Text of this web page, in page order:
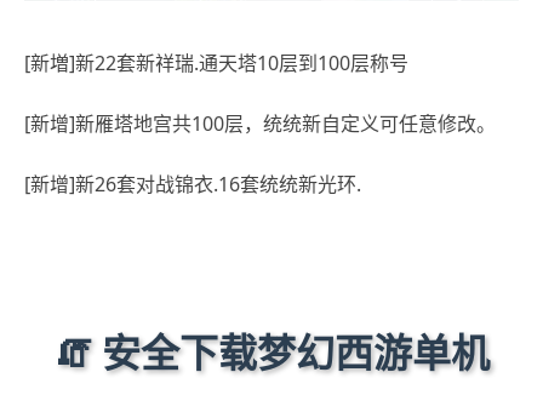
[新増]新22套新祥瑞.通天塔10层到100层称号
[新增]新雁塔地宫共100层，统统新自定义可任意修改。
[新增]新26套对战锦衣.16套统统新光环.
🧯 安全下载梦幻西游单机